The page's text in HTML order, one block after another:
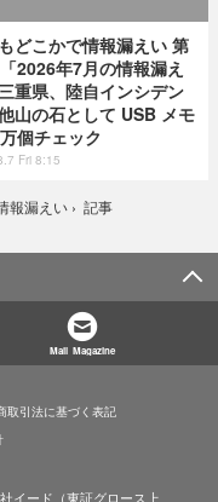
どこかで情報漏えい 第
2026年7月の情報漏え
重県、陸自インシデン
山の石として USB メモ
個チェック
Fri 8:15
報漏えい › 記事
Mail Magazine
取引法に基づく表記
イード（東証グロース上